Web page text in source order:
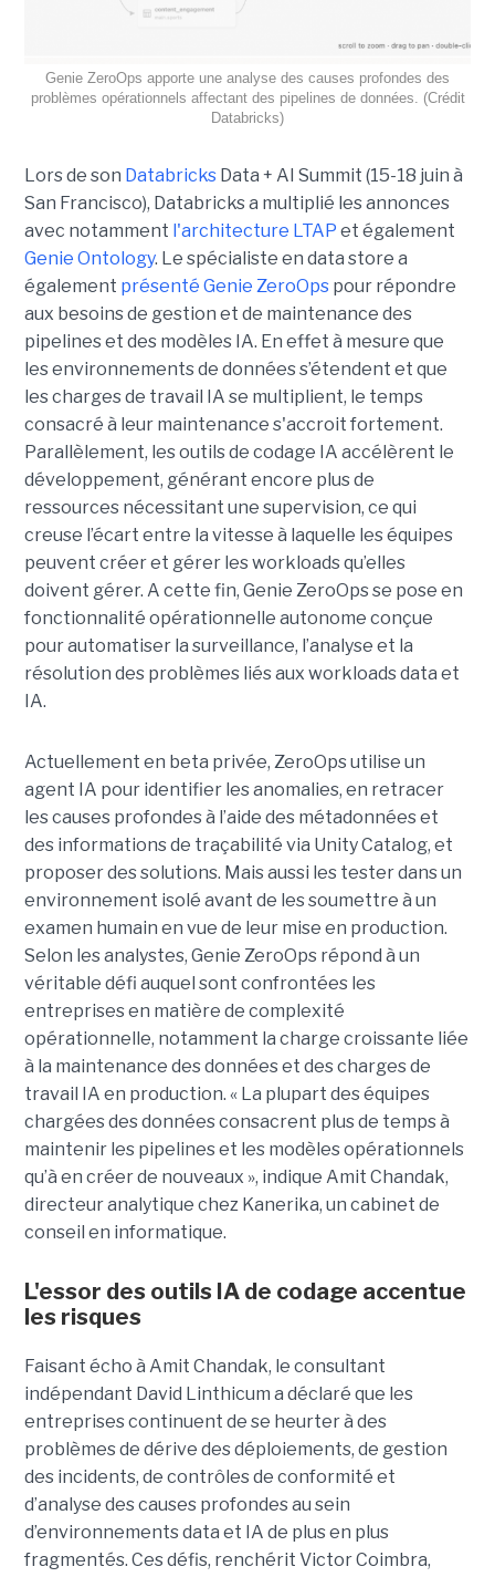
Genie ZeroOps apporte une analyse des causes profondes des
problèmes opérationnels affectant des pipelines de données. (Crédit
Databricks)
Lors de son DatabricksData + AI Summit (15-18 juin à
San Francisco), Databricks a multiplié les annonces
avec notamment l'architecture LTAP et également
Genie Ontology. Le spécialiste en data store a
également présenté Genie ZeroOpspour répondre
aux besoins de gestion et de maintenance des
pipelines et des modèles IA. En effet à mesure que
les environnements de données s’étendent et que
les charges de travail IA se multiplient, le temps
consacré à leur maintenance s'accroit fortement.
Parallèlement, les outils de codage IA accélèrent le
développement, générant encore plus de
ressources nécessitant une supervision, ce qui
creuse l’écart entre la vitesse à laquelle les équipes
peuvent créer et gérer les workloads qu’elles
doivent gérer. A cette fin, Genie ZeroOps se pose en
fonctionnalité opérationnelle autonome conçue
pour automatiser la surveillance, l’analyse et la
résolution des problèmes liés aux workloads data et
IA.
Actuellement en beta privée, ZeroOps utilise un
agent IA pour identifier les anomalies, en retracer
les causes profondes à l’aide des métadonnées et
des informations de traçabilité via Unity Catalog, et
proposer des solutions. Mais aussi les tester dans un
environnement isolé avant de les soumettre à un
examen humain en vue de leur mise en production.
Selon les analystes, Genie ZeroOps répond à un
véritable défi auquel sont confrontées les
entreprises en matière de complexité
opérationnelle, notamment la charge croissante liée
à la maintenance des données et des charges de
travail IA en production. « La plupart des équipes
chargées des données consacrent plus de temps à
maintenir les pipelines et les modèles opérationnels
qu’à en créer de nouveaux », indique Amit Chandak,
directeur analytique chez Kanerika, un cabinet de
conseil en informatique.
L'essor des outils IA de codage accentue
les risques
Faisant écho à Amit Chandak, le consultant
indépendant David Linthicum a déclaré que les
entreprises continuent de se heurter à des
problèmes de dérive des déploiements, de gestion
des incidents, de contrôles de conformité et
d’analyse des causes profondes au sein
d’environnements data et IA de plus en plus
fragmentés. Ces défis, renchérit Victor Coimbra,